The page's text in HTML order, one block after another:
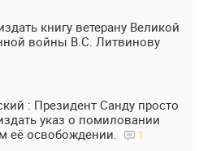
книгу ветерану Великой
войны В.С. Литвинову
: Президент Санду просто
указ о помиловании
её освобождении.
1